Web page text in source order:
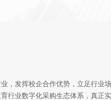
，发挥校企合作优势，立足行业
行业数字化采购生态体系，真正